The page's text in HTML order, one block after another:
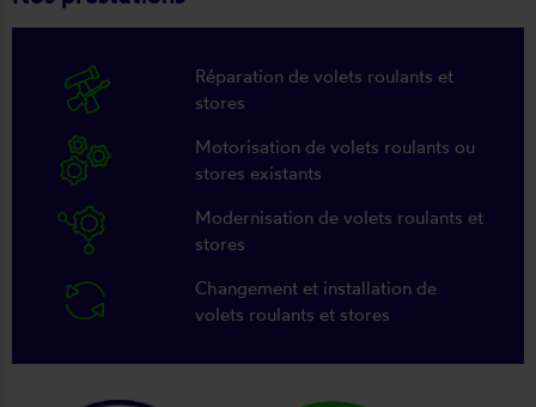
Réparation de volets roulants et
stores
Motorisation de volets roulants ou
stores existants
Modernisation de volets roulants et
stores
Changement et installation de
volets roulants et stores